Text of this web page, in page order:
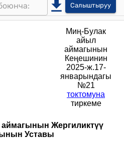
Салыштыруу